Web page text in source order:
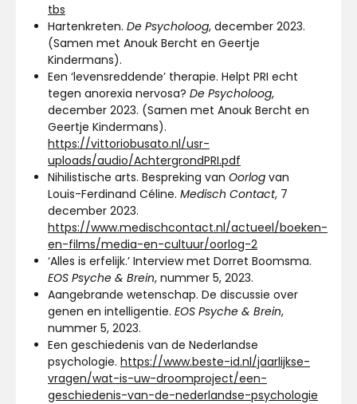
tbs
Hartenkreten. De Psycholoog, december 2023.
(Samen met Anouk Bercht en Geertje
Kindermans).
Een ‘levensreddende’ therapie. Helpt PRI echt
tegen anorexia nervosa? De Psycholoog,
december 2023. (Samen met Anouk Bercht en
Geertje Kindermans).
https://vittoriobusato.nl/usr-
uploads/audio/AchtergrondPRI.pdf
Nihilistische arts. Bespreking van Oorlog van
Louis-Ferdinand Céline. Medisch Contact, 7
december 2023.
https://www.medischcontact.nl/actueel/boeken-
en-films/media-en-cultuur/oorlog-2
‘Alles is erfelijk.’ Interview met Dorret Boomsma.
EOS Psyche & Brein, nummer 5, 2023.
Aangebrande wetenschap. De discussie over
genen en intelligentie. EOS Psyche & Brein,
nummer 5, 2023.
Een geschiedenis van de Nederlandse
psychologie. https://www.beste-id.nl/jaarlijkse-
vragen/wat-is-uw-droomproject/een-
geschiedenis-van-de-nederlandse-psychologie